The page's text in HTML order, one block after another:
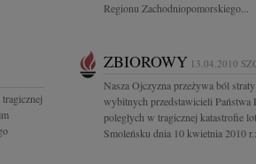
Regionu Zachodniopomorskiego...
ZBIOROWY 13.04.2010
Nasza Ojczyzna przeżywa ból
wybitnych przedstawicieli Państwa
poległych w tragicznej katastrofie
Smoleńsku dnia 10 kwietnia 2010